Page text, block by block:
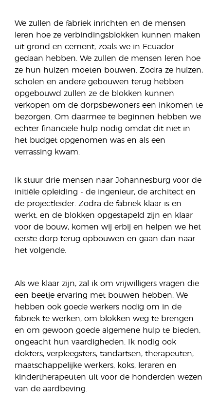
We zullen de fabriek inrichten en de mensen
leren hoe ze verbindingsblokken kunnen maken
uit grond en cement, zoals we in Ecuador
gedaan hebben. We zullen de mensen leren hoe
ze hun huizen moeten bouwen. Zodra ze huizen,
scholen en andere gebouwen terug hebben
opgebouwd zullen ze de blokken kunnen
verkopen om de dorpsbewoners een inkomen te
bezorgen. Om daarmee te beginnen hebben we
echter financiële hulp nodig omdat dit niet in
het budget opgenomen was en als een
verrassing kwam.
Ik stuur drie mensen naar Johannesburg voor de
initiële opleiding - de ingenieur, de architect en
de projectleider. Zodra de fabriek klaar is en
werkt, en de blokken opgestapeld zijn en klaar
voor de bouw, komen wij erbij en helpen we het
eerste dorp terug opbouwen en gaan dan naar
het volgende.
Als we klaar zijn, zal ik om vrijwilligers vragen die
een beetje ervaring met bouwen hebben. We
hebben ook goede werkers nodig om in de
fabriek te werken, om blokken weg te brengen
en om gewoon goede algemene hulp te bieden,
ongeacht hun vaardigheden. Ik nodig ook
dokters, verpleegsters, tandartsen, therapeuten,
maatschappelijke werkers, koks, leraren en
kindertherapeuten uit voor de honderden wezen
van de aardbeving.